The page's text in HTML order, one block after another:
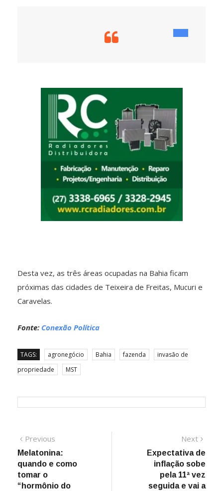
Desta vez, as três áreas ocupadas na Bahia ficam
próximas das cidades de Teixeira de Freitas, Mucuri e
Caravelas.
Fonte: Conexão Política
TAGS: agronegócio Bahia fazenda
invasão de
propriedade
MST
Navegação
de
Post
Previous
post:
Melatonina:
quando e como
tomar o
“hormônio do
Next
Expectativa de
inflação sobe
pela 11ª vez
seguida e vai a